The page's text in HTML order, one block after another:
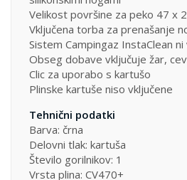
Velikost površine za peko 47 x
Vključena torba za prenašanje
Sistem Campingaz InstaClean ni
Obseg dobave vključuje žar,
Clic za uporabo s kartušo
Plinske kartuše niso vključene
Tehnični podatki
Barva: črna
Delovni tlak: kartuša
Število gorilnikov: 1
Vrsta plina: CV470+